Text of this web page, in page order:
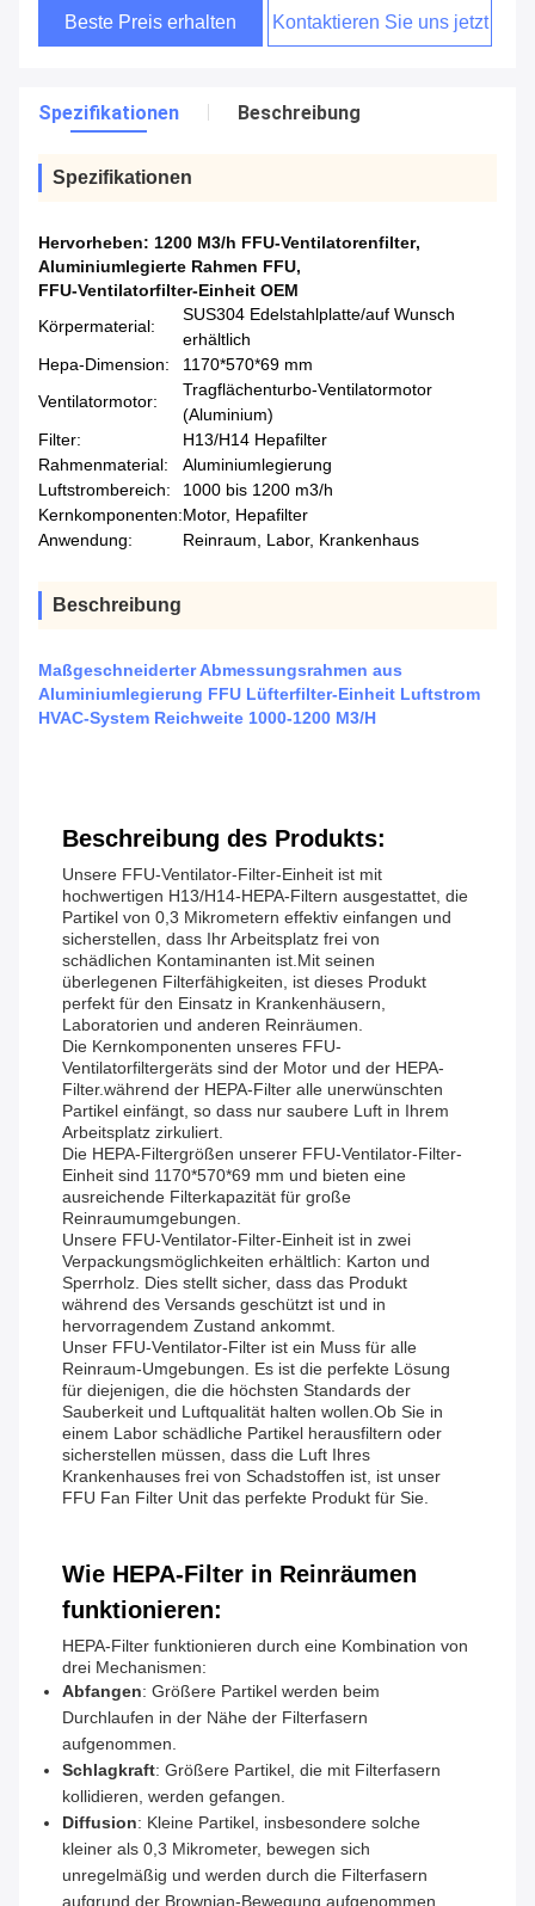
Beste Preis erhalten Kontaktieren Sie uns jetzt
Spezifikationen Beschreibung
Spezifikationen
Hervorheben: 1200 M3/h FFU-Ventilatorenfilter,
Aluminiumlegierte Rahmen FFU,
FFU-Ventilatorfilter-Einheit OEM
Körpermaterial:
SUS304 Edelstahlplatte/auf Wunsch
erhältlich
Hepa-Dimension:
1170*570*69 mm
Ventilatormotor:
Tragflächenturbo-Ventilatormotor
(Aluminium)
Filter:
H13/H14 Hepafilter
Rahmenmaterial:
Aluminiumlegierung
Luftstrombereich:
1000 bis 1200 m3/h
Kernkomponenten:Motor, Hepafilter
Anwendung:
Reinraum, Labor, Krankenhaus
Beschreibung
Maßgeschneiderter Abmessungsrahmen aus
Aluminiumlegierung FFU Lüfterfilter-Einheit Luftstrom
HVAC-System Reichweite 1000-1200 M3/H
Beschreibung des Produkts:
Unsere FFU-Ventilator-Filter-Einheit ist mit
hochwertigen H13/H14-HEPA-Filtern ausgestattet, die
Partikel von 0,3 Mikrometern effektiv einfangen und
sicherstellen, dass Ihr Arbeitsplatz frei von
schädlichen Kontaminanten ist.Mit seinen
überlegenen Filterfähigkeiten, ist dieses Produkt
perfekt für den Einsatz in Krankenhäusern,
Laboratorien und anderen Reinräumen.
Die Kernkomponenten unseres FFU-
Ventilatorfiltergeräts sind der Motor und der HEPA-
Filter.während der HEPA-Filter alle unerwünschten
Partikel einfängt, so dass nur saubere Luft in Ihrem
Arbeitsplatz zirkuliert.
Die HEPA-Filtergrößen unserer FFU-Ventilator-Filter-
Einheit sind 1170*570*69 mm und bieten eine
ausreichende Filterkapazität für große
Reinraumumgebungen.
Unsere FFU-Ventilator-Filter-Einheit ist in zwei
Verpackungsmöglichkeiten erhältlich: Karton und
Sperrholz. Dies stellt sicher, dass das Produkt
während des Versands geschützt ist und in
hervorragendem Zustand ankommt.
Unser FFU-Ventilator-Filter ist ein Muss für alle
Reinraum-Umgebungen. Es ist die perfekte Lösung
für diejenigen, die die höchsten Standards der
Sauberkeit und Luftqualität halten wollen.Ob Sie in
einem Labor schädliche Partikel herausfiltern oder
sicherstellen müssen, dass die Luft Ihres
Krankenhauses frei von Schadstoffen ist, ist unser
FFU Fan Filter Unit das perfekte Produkt für Sie.
Wie HEPA-Filter in Reinräumen
funktionieren:
HEPA-Filter funktionieren durch eine Kombination von
drei Mechanismen:
Abfangen: Größere Partikel werden beim
Durchlaufen in der Nähe der Filterfasern
aufgenommen.
Schlagkraft: Größere Partikel, die mit Filterfasern
kollidieren, werden gefangen.
Diffusion: Kleine Partikel, insbesondere solche
kleiner als 0,3 Mikrometer, bewegen sich
unregelmäßig und werden durch die Filterfasern
aufgrund der Brownian-Bewegung aufgenommen.